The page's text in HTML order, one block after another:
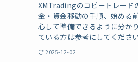
XMTradingのコピートレード
金・資金移動の手順、始める
心して準備できるように分か
ている方は参考にしてください
2025-12-02